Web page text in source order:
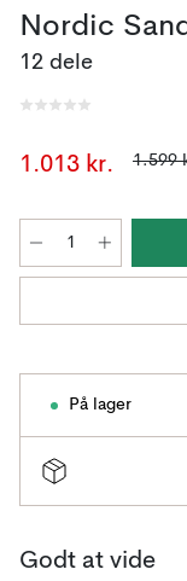
Nordic
12 dele
1.013 kr. 1.599
På lager
Godt at vide